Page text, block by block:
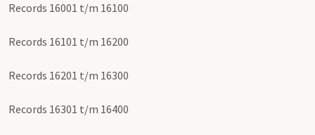
Records 16001 t/m 16100
Records 16101 t/m 16200
Records 16201 t/m 16300
Records 16301 t/m 16400